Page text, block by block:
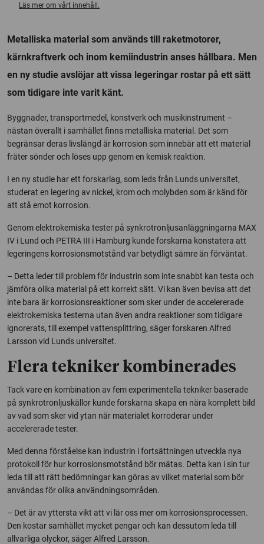
Läs mer om vårt innehåll.
Metalliska material som används till raketmotorer,
kärnkraftverk och inom kemiindustrin anses hållbara. Men
en ny studie avslöjar att vissa legeringar rostar på ett sätt
som tidigare inte varit känt.
Byggnader, transportmedel, konstverk och musikinstrument –
nästan överallt i samhället finns metalliska material. Det som
begränsar deras livslängd är korrosion som innebär att ett material
fräter sönder och löses upp genom en kemisk reaktion.
I en ny studie har ett forskarlag, som leds från Lunds universitet,
studerat en legering av nickel, krom och molybden som är känd för
att stå emot korrosion.
Genom elektrokemiska tester på synkrotronljusanläggningarna MAX
IV i Lund och PETRA III i Hamburg kunde forskarna konstatera att
legeringens korrosionsmotstånd var betydligt sämre än förväntat.
– Detta leder till problem för industrin som inte snabbt kan testa och
jämföra olika material på ett korrekt sätt. Vi kan även bevisa att det
inte bara är korrosionsreaktioner som sker under de accelererade
elektrokemiska testerna utan även andra reaktioner som tidigare
ignorerats, till exempel vattensplittring, säger forskaren Alfred
Larsson vid Lunds universitet.
Flera tekniker kombinerades
Tack vare en kombination av fem experimentella tekniker baserade
på synkrotronljuskällor kunde forskarna skapa en nära komplett bild
av vad som sker vid ytan när materialet korroderar under
accelererade tester.
Med denna förståelse kan industrin i fortsättningen utveckla nya
protokoll för hur korrosionsmotstånd bör mätas. Detta kan i sin tur
leda till att rätt bedömningar kan göras av vilket material som bör
användas för olika användningsområden.
– Det är av yttersta vikt att vi lär oss mer om korrosionsprocessen.
Den kostar samhället mycket pengar och kan dessutom leda till
allvarliga olyckor, säger Alfred Larsson.